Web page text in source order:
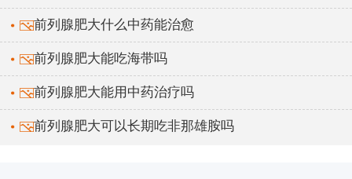
前列腺肥大什么中药能治愈
前列腺肥大能吃海带吗
前列腺肥大能用中药治疗吗
前列腺肥大可以长期吃非那雄胺吗